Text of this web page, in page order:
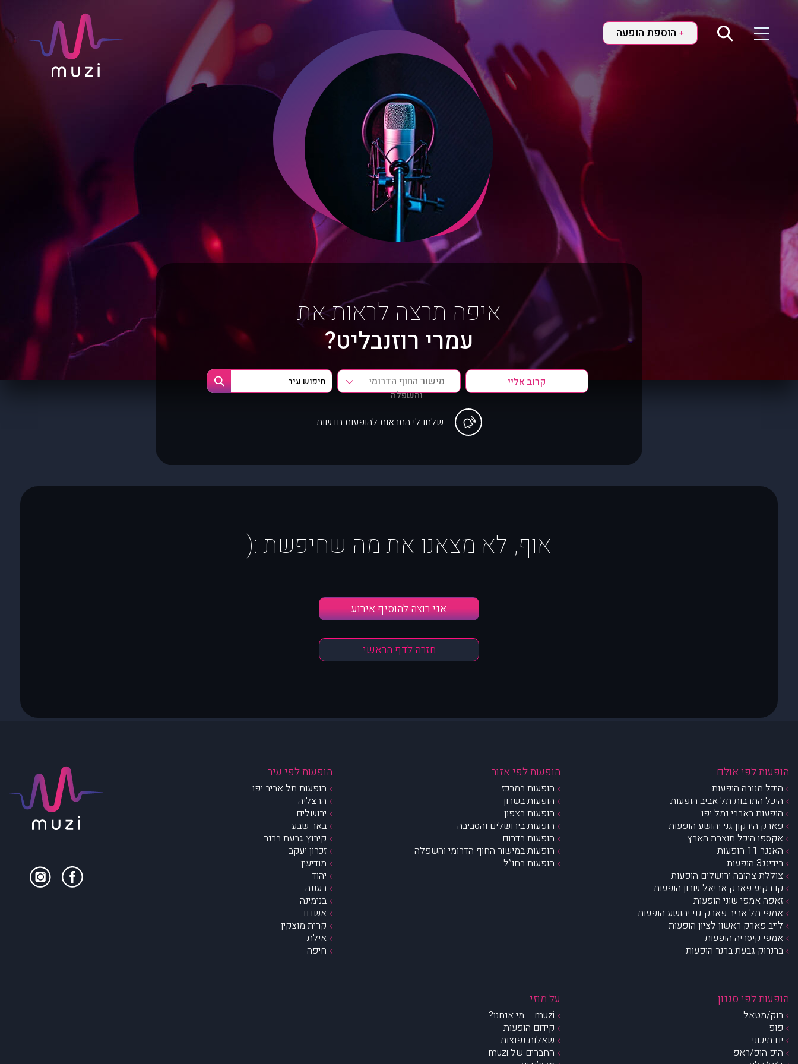
+ הוספת הופעה
איפה תרצה לראות את
עמרי רוזנבליט?
מישור החוף הדרומי
והשפלה
שלחו לי התראות להופעות חדשות
אוף, לא מצאנו את מה שחיפשת :(
אני רוצה להוסיף אירוע
חזרה לדף הראשי
הופעות לפי אולם
היכל מנורה הופעות
היכל התרבות תל אביב הופעות
הופעות בארבי נמל יפו
פארק הירקון גני יהושע הופעות
אקספו היכל תוצרת הארץ
האנגר 11 הופעות
רידינג3 הופעות
צוללת צהובה ירושלים הופעות
קו רקיע פארק אריאל שרון הופעות
זאפה אמפי שוני הופעות
אמפי תל אביב פארק גני יהושע הופעות
לייב פארק ראשון לציון הופעות
אמפי קיסריה הופעות
ברנרוק גבעת ברנר הופעות
הופעות לפי אזור
הופעות במרכז
הופעות בשרון
הופעות בצפון
הופעות בירושלים והסביבה
הופעות בדרום
הופעות במישור החוף הדרומי והשפלה
הופעות בחו”ל
הופעות לפי עיר
הופעות תל אביב יפו
הרצליה
ירושלים
באר שבע
קיבוץ גבעת ברנר
זכרון יעקב
מודיעין
יהוד
רעננה
בנימינה
אשדוד
קרית מוצקין
אילת
חיפה
הופעות לפי סגנון
רוק/מטאל
פופ
ים תיכוני
היפ הופ/ראפ
על מוזי
muzi – מי אנחנו?
קידום הופעות
שאלות נפוצות
החברים של muzi